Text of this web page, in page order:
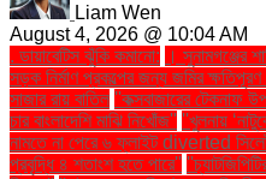
Liam Wen
August 4, 2026 @ 10:04 AM
. ডায়াবেটিস ঝুঁকি কমানো:
। সুনামগঞ্জের
সড়ক নির্মাণ প্রকল্পের জন্য জমির ক্ষতিপূরণ
সাজার রায় বাতিল ''কক্সবাজারের টেকনাফ
চার বাংলাদেশি মাঝি নিখোঁজ'' ''খুলনায়
নামতে না পেরে ৬ ফ্লাইট diverted
প্রবৃদ্ধি ৪ শতাংশ হতে পারে''